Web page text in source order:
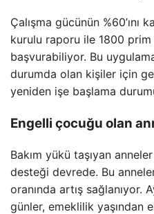
Çalışma gücünün %60’ını
kurulu raporu ile 1800
başvurabiliyor. Bu
durumda olan kişiler için
yeniden işe başlama
Engelli çocuğu olan
Bakım yükü taşıyan
desteği devrede. Bu
oranında artış sağlanıyor.
günler, emeklilik yaşından